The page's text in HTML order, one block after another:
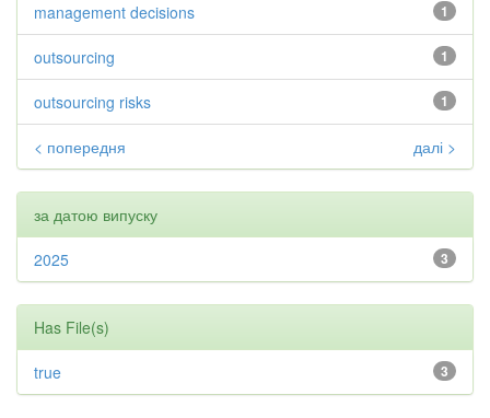
1
management decisions
1
outsourcing
1
outsourcing risks
< попередня далі >
за датою випуску
3
2025
Has File(s)
3
true